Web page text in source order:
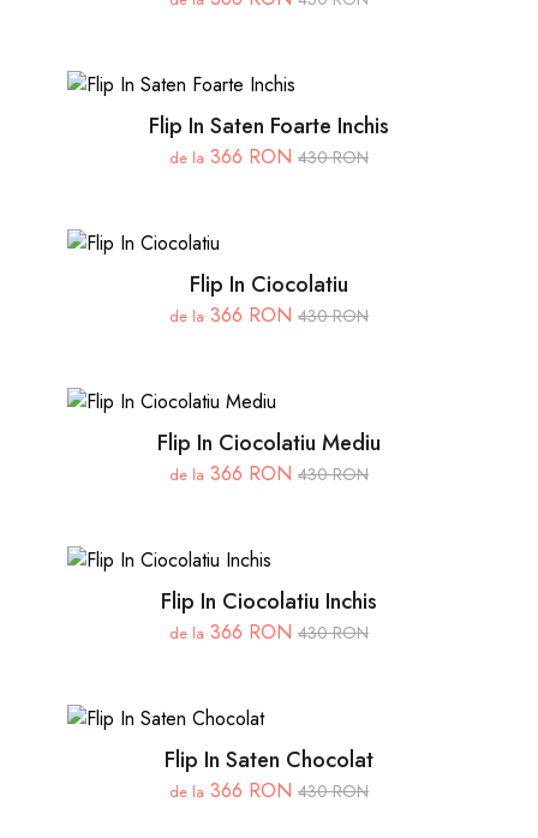
Flip In Saten Foarte Inchis
de la 366 RON 430 RON
Flip In Ciocolatiu
de la 366 RON 430 RON
Flip In Ciocolatiu Mediu
de la 366 RON 430 RON
Flip In Ciocolatiu Inchis
de la 366 RON 430 RON
Flip In Saten Chocolat
de la 366 RON 430 RON